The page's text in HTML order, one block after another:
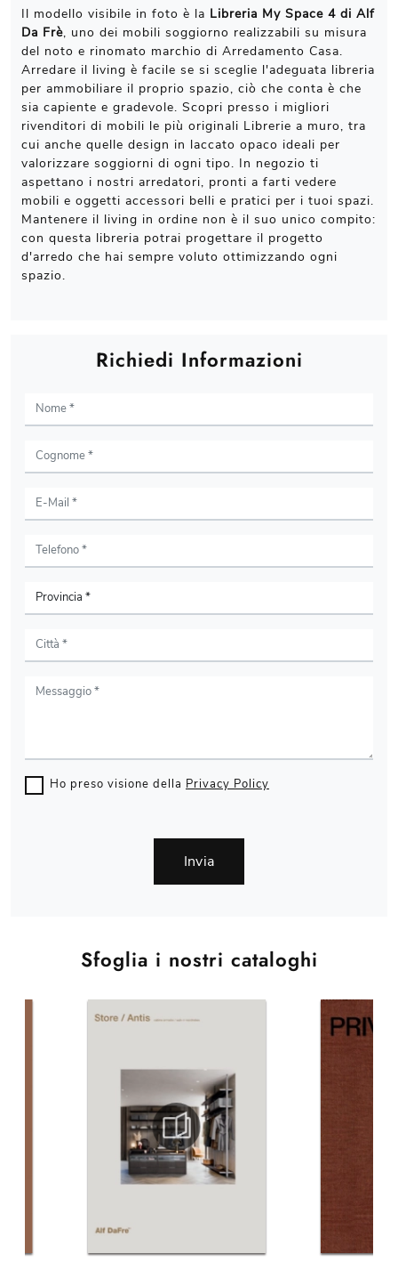
Il modello visibile in foto è la Libreria My Space 4 di Alf
Da Frè, uno dei mobili soggiorno realizzabili su misura
del noto e rinomato marchio di Arredamento Casa.
Arredare il living è facile se si sceglie l'adeguata libreria
per ammobiliare il proprio spazio, ciò che conta è che
sia capiente e gradevole. Scopri presso i migliori
rivenditori di mobili le più originali Librerie a muro, tra
cui anche quelle design in laccato opaco ideali per
valorizzare soggiorni di ogni tipo. In negozio ti
aspettano i nostri arredatori, pronti a farti vedere
mobili e oggetti accessori belli e pratici per i tuoi spazi.
Mantenere il living in ordine non è il suo unico compito:
con questa libreria potrai progettare il progetto
d'arredo che hai sempre voluto ottimizzando ogni
spazio.
Sfoglia i nostri cataloghi
Richiedi Informazioni
Ho preso visione della Privacy Policy
Invia